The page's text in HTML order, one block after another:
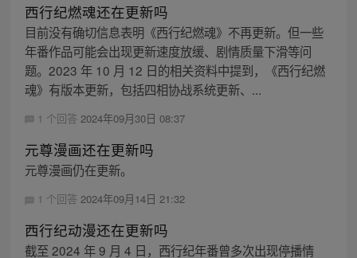
西行纪燃魂还在更新吗
目前没有确切信息表明《西行纪燃魂》不再更新。但一些
年番作品可能会出现更新速度放缓、剧情质量下滑等问
题。2023 年 10 月 12 日的相关资料中提到，《西行纪燃
魂》有版本更新，包括四相协战系统更新、...
1 个回答 2024年09月30日 08:37
元尊漫画还在更新吗
元尊漫画仍在更新。
1 个回答 2024年09月14日 21:32
西行纪动漫还在更新吗
截至 2024 年 9 月 4 日，西行纪年番曾多次出现停播情